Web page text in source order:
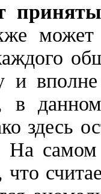
и
данном
здесь
На
что